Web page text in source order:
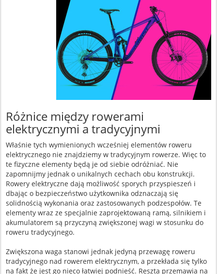
Różnice między rowerami
elektrycznymi a tradycyjnymi
Właśnie tych wymienionych wcześniej elementów roweru
elektrycznego nie znajdziemy w tradycyjnym rowerze. Więc to
te fizyczne elementy będą je od siebie odróżniać. Nie
zapomnijmy jednak o unikalnych cechach obu konstrukcji.
Rowery elektryczne dają możliwość sporych przyspieszeń i
dbając o bezpieczeństwo użytkownika odznaczają się
solidnością wykonania oraz zastosowanych podzespołów. Te
elementy wraz ze specjalnie zaprojektowaną ramą, silnikiem i
akumulatorem są przyczyną zwiększonej wagi w stosunku do
roweru tradycyjnego.
Zwiększona waga stanowi jednak jedyną przewagę roweru
tradycyjnego nad rowerem elektrycznym, a przekłada się tylko
na fakt że jest go nieco łatwiej podnieść. Reszta przemawia na